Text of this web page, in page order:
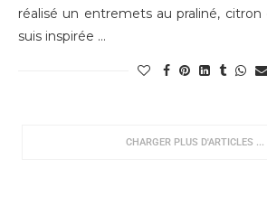
réalisé un entremets au praliné,
suis inspirée …
CHARGER PLUS D'ARTICLES